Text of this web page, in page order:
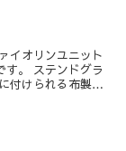
イオリンユニット
す。 ステンドグラ
付けられる布製缶